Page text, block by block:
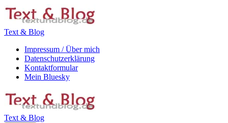
Zum
Inhalt
Text & Blog
Impressum / Über mich
Datenschutzerklärung
Kontaktformular
Mein Bluesky
Text & Blog